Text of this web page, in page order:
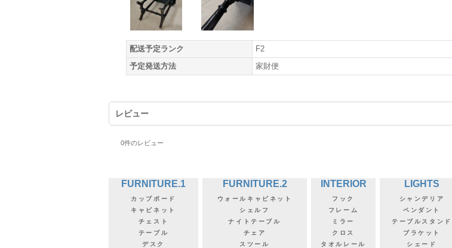
配送予定ランク
F2
予定発送方法
家財便
レビュー
0件のレビュー
FURNITURE.1
カップボード
キャビネット
チェスト
テーブル
デスク
FURNITURE.2
ウォールキャビネット
シェルフ
ナイトテーブル
チェア
スツール
INTERIOR
フック
フレーム
ミラー
クロス
タオルレール
LIGHTS
シャンデリア
ペンダント
テーブルスタンド
ブラケット
シェード